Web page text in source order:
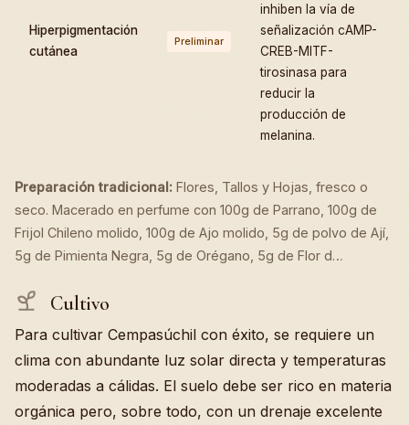
Hiperpigmentación
cutánea
Preliminar
inhiben la vía de
señalización cAMP-
CREB-MITF-
tirosinasa para
reducir la
producción de
melanina.
Preparación tradicional: Flores, Tallos y Hojas, fresco o
seco. Macerado en perfume con 100g de Parrano, 100g de
Frijol Chileno molido, 100g de Ajo molido, 5g de polvo de Ají,
5g de Pimienta Negra, 5g de Orégano, 5g de Flor d…
Cultivo
Para cultivar Cempasúchil con éxito, se requiere un
clima con abundante luz solar directa y temperaturas
moderadas a cálidas. El suelo debe ser rico en materia
orgánica pero, sobre todo, con un drenaje excelente